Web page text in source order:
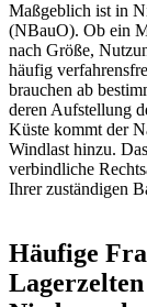
Maßgeblich ist in
(NBauO). Ob ein
nach Größe,
häufig
brauchen ab
deren Aufstellung
Küste kommt der
Windlast hinzu.
verbindliche
Ihrer zuständigen
Häufige